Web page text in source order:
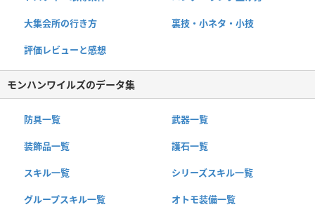
大集会所の行き方 裏技・小ネタ・小技
評価レビューと感想
モンハンワイルズのデータ集
防具一覧 武器一覧
装飾品一覧 護石一覧
スキル一覧 シリーズスキル一覧
グループスキル一覧 オトモ装備一覧